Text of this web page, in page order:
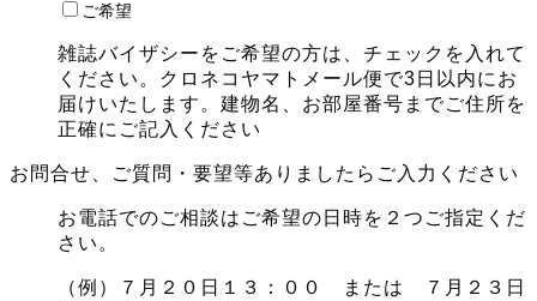
ご希望
雑誌バイザシーをご希望の方は、チェックを入れて
ください。クロネコヤマトメール便で3日以内にお
届けいたします。建物名、お部屋番号までご住所を
正確にご記入ください
お問合せ、ご質問・要望等ありましたらご入力ください
お電話でのご相談はご希望の日時を２つご指定くだ
さい。
（例）７月２０日１３：００ または ７月２３日